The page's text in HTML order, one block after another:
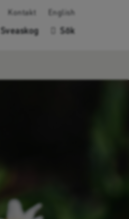
Kontakt English
Sök